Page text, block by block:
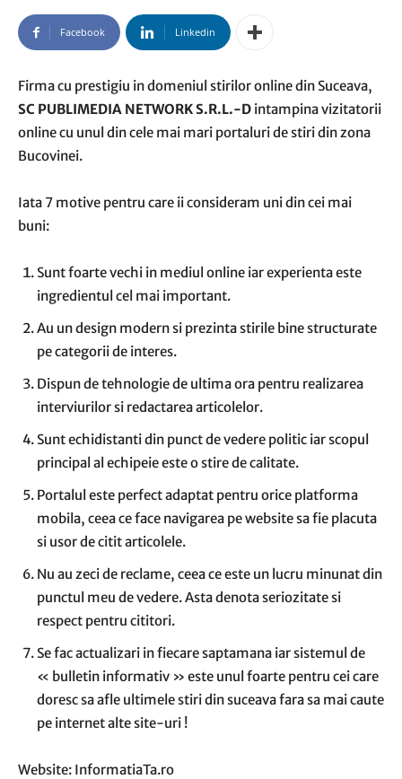
Facebook Linkedin
Firma cu prestigiu in domeniul stirilor online din Suceava,
SC PUBLIMEDIA NETWORK S.R.L.-D intampina vizitatorii
online cu unul din cele mai mari portaluri de stiri din zona
Bucovinei.
Iata 7 motive pentru care ii consideram uni din cei mai
buni:
Sunt foarte vechi in mediul online iar experienta este
ingredientul cel mai important.
Au un design modern si prezinta stirile bine structurate
pe categorii de interes.
Dispun de tehnologie de ultima ora pentru realizarea
interviurilor si redactarea articolelor.
Sunt echidistanti din punct de vedere politic iar scopul
principal al echipeie este o stire de calitate.
Portalul este perfect adaptat pentru orice platforma
mobila, ceea ce face navigarea pe website sa fie placuta
si usor de citit articolele.
Nu au zeci de reclame, ceea ce este un lucru minunat din
punctul meu de vedere. Asta denota seriozitate si
respect pentru cititori.
Se fac actualizari in fiecare saptamana iar sistemul de
« bulletin informativ » este unul foarte pentru cei care
doresc sa afle ultimele stiri din suceava fara sa mai caute
pe internet alte site-uri !
Website: InformatiaTa.ro